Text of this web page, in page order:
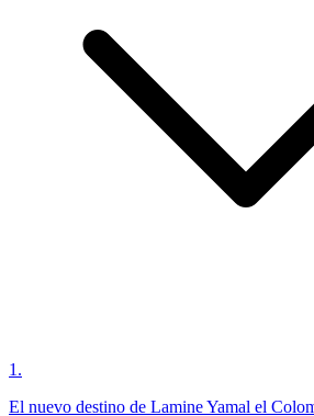
1 .
El nuevo destino de Lamine Yamal el